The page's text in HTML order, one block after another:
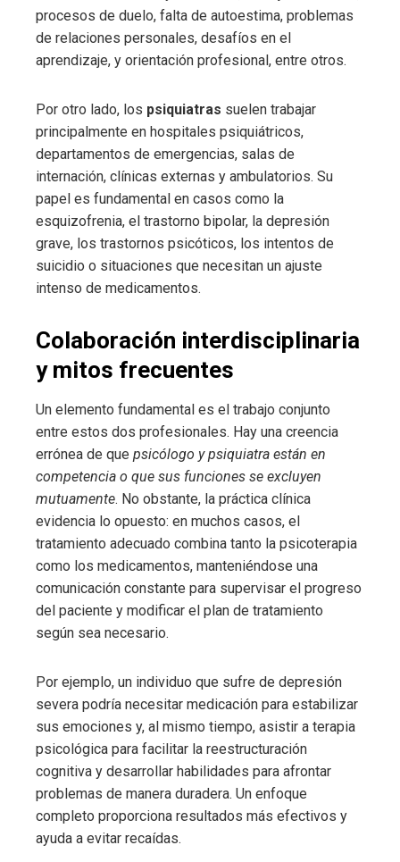
procesos de duelo, falta de autoestima, problemas
de relaciones personales, desafíos en el
aprendizaje, y orientación profesional, entre otros.
Por otro lado, los psiquiatras suelen trabajar
principalmente en hospitales psiquiátricos,
departamentos de emergencias, salas de
internación, clínicas externas y ambulatorios. Su
papel es fundamental en casos como la
esquizofrenia, el trastorno bipolar, la depresión
grave, los trastornos psicóticos, los intentos de
suicidio o situaciones que necesitan un ajuste
intenso de medicamentos.
Colaboración interdisciplinaria
y mitos frecuentes
Un elemento fundamental es el trabajo conjunto
entre estos dos profesionales. Hay una creencia
errónea de que psicólogo y psiquiatra están en
competencia o que sus funciones se excluyen
mutuamente. No obstante, la práctica clínica
evidencia lo opuesto: en muchos casos, el
tratamiento adecuado combina tanto la psicoterapia
como los medicamentos, manteniéndose una
comunicación constante para supervisar el progreso
del paciente y modificar el plan de tratamiento
según sea necesario.
Por ejemplo, un individuo que sufre de depresión
severa podría necesitar medicación para estabilizar
sus emociones y, al mismo tiempo, asistir a terapia
psicológica para facilitar la reestructuración
cognitiva y desarrollar habilidades para afrontar
problemas de manera duradera. Un enfoque
completo proporciona resultados más efectivos y
ayuda a evitar recaídas.